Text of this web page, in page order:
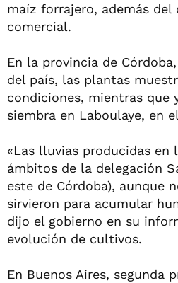
maíz forrajero, además del
comercial.
En la provincia de
del país, las plantas
condiciones, mientras que
siembra en Laboulaye, en
«Las lluvias producidas en
ámbitos de la delegación
este de Córdoba), aunque
sirvieron para acumular
dijo el gobierno en su
evolución de cultivos.
En Buenos Aires, segunda